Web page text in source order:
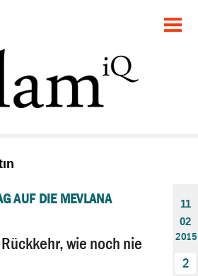
AUF DIE MEVLANA
wie noch nie
11
02
2015
2